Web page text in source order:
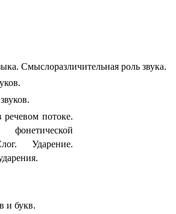
Смыслоразличительная роль звука.
речевом потоке.
Ударение.
и букв.